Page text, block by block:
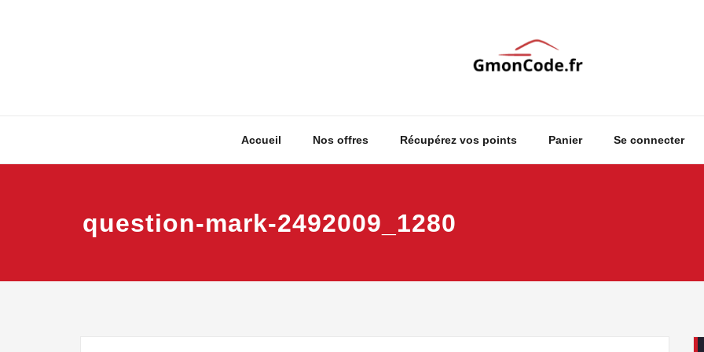
Accueil Nos offres Récupérez vos points Panier Se connecter
question-mark-2492009_1280